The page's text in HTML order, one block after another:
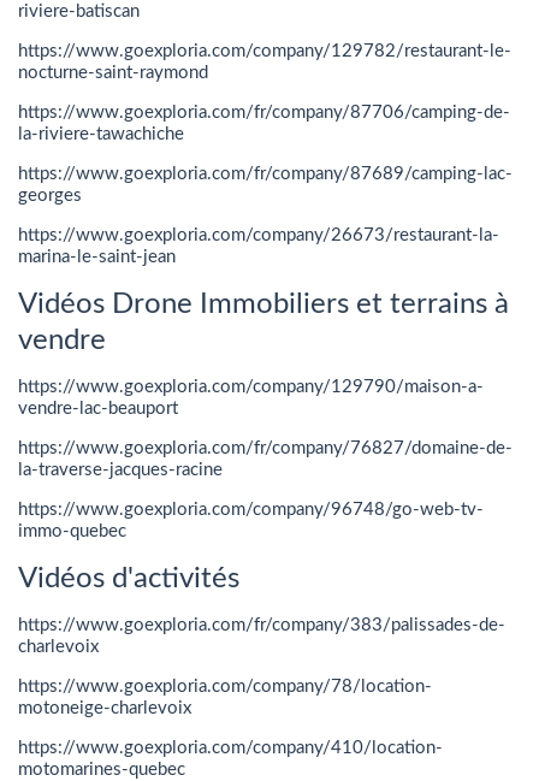
riviere-batiscan
https://www.goexploria.com/company/129782/restaurant-le-
nocturne-saint-raymond
https://www.goexploria.com/fr/company/87706/camping-de-
la-riviere-tawachiche
https://www.goexploria.com/fr/company/87689/camping-lac-
georges
https://www.goexploria.com/company/26673/restaurant-la-
marina-le-saint-jean
Vidéos Drone Immobiliers et terrains à
vendre
https://www.goexploria.com/company/129790/maison-a-
vendre-lac-beauport
https://www.goexploria.com/fr/company/76827/domaine-de-
la-traverse-jacques-racine
https://www.goexploria.com/company/96748/go-web-tv-
immo-quebec
Vidéos d'activités
https://www.goexploria.com/fr/company/383/palissades-de-
charlevoix
https://www.goexploria.com/company/78/location-
motoneige-charlevoix
https://www.goexploria.com/company/410/location-
motomarines-quebec